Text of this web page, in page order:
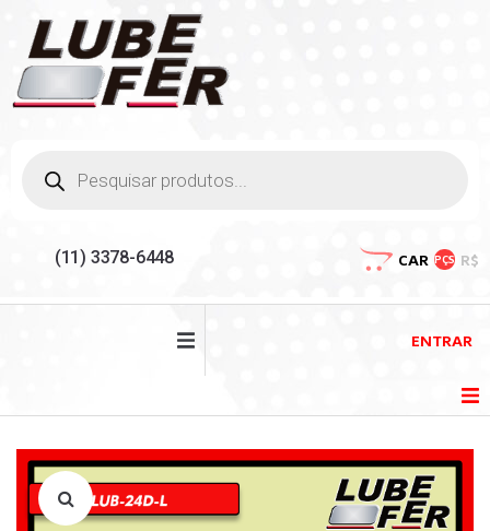
(11) 3378-6448 CAR PÇS R$
LOJA
ENTRAR